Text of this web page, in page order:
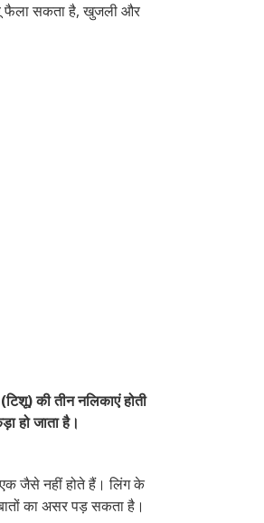
फैला सकता है, खुजली और
की तीन नलिकाएं होती
हो जाता है।
जैसे नहीं होते हैं। लिंग के
का असर पड़ सकता है।